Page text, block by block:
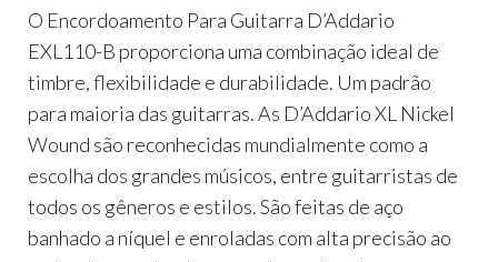
O Encordoamento Para Guitarra D’Addario
EXL110-B proporciona uma combinação ideal de
timbre, flexibilidade e durabilidade. Um padrão
para maioria das guitarras. As D’Addario XL Nickel
Wound são reconhecidas mundialmente como a
escolha dos grandes músicos, entre guitarristas de
todos os gêneros e estilos. São feitas de aço
banhado a níquel e enroladas com alta precisão ao